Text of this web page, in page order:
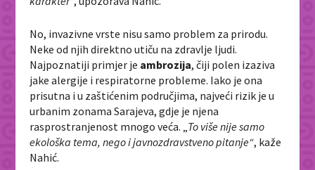
No, invazivne vrste nisu samo problem za prirodu.
Neke od njih direktno utiču na zdravlje ljudi.
Najpoznatiji primjer je ambrozija, čiji polen izaziva
jake alergije i respiratorne probleme. Iako je ona
prisutna i u zaštićenim područjima, najveći rizik je u
urbanim zonama Sarajeva, gdje je njena
rasprostranjenost mnogo veća. „To više nije samo
ekološka tema, nego i javnozdravstveno pitanje“, kaže
Nahić.